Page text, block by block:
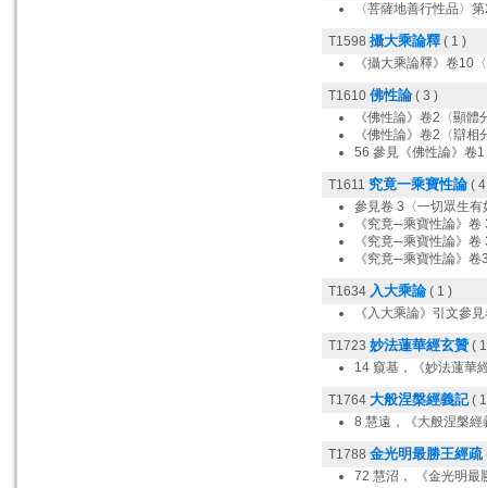
〈菩薩地善行性品〉
T1598 攝大乘論釋 ( 1 )
《攝大乘論釋》卷10
T1610 佛性論 ( 3 )
《佛性論》卷2〈顯
《佛性論》卷2〈辯
56 參見《佛性論》卷
T1611 究竟一乘寶性論 (
參見卷 3〈一切眾生
《究竟─乘寶性論》
《究竟─乘寶性論》
《究竟─乘寶性論》
T1634 入大乘論 ( 1 )
《入大乘論》引文參
T1723 妙法蓮華經玄贊 (
14 窺基，《妙法蓮華
T1764 大般涅槃經義記(
8 慧遠，《大般涅槃經
T1788 金光明最勝王經疏
72 慧沼， 《金光明